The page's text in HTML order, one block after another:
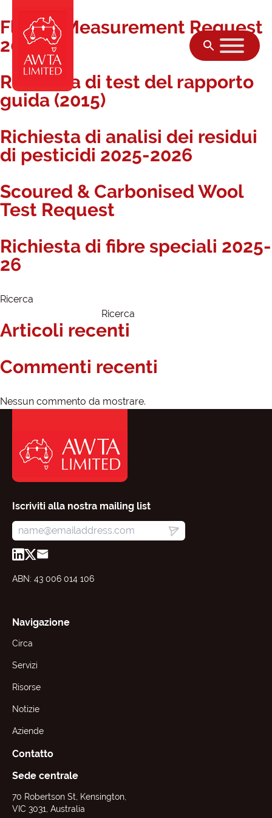
Vai al contenuto
Fleece Measurement Request
2025-26
Richiesta di test del rapporto
guida (2015)
Richiesta di analisi dei residui
di pesticidi 2025-2026
Scoured & Carbonised Wool
Test Request
Richiesta di fibre speciali 2025-
26
Ricerca
Ricerca
Articoli recenti
Commenti recenti
Nessun commento da mostrare.
Iscriviti alla nostra mailing list
ABN: 43 006 014 106
Navigazione
Circa
Servizi
Risorse
Notizie
Aziende
Contatto
Sede centrale
70 Robertson St, Kensington,
VIC 3031, Australia